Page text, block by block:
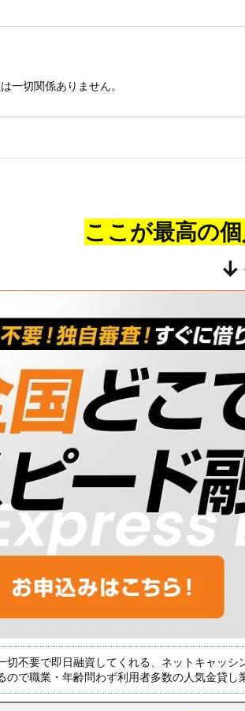
一切関係ありません。
ここが最高の
切不要で即日融資してくれる、ネットキャッ
ので職業・年齢問わず利用者多数の人気金貸し